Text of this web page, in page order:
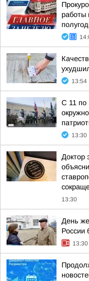
работы
13:54
С 11 по
13:30
Доктор
13:30
День
России
13:30